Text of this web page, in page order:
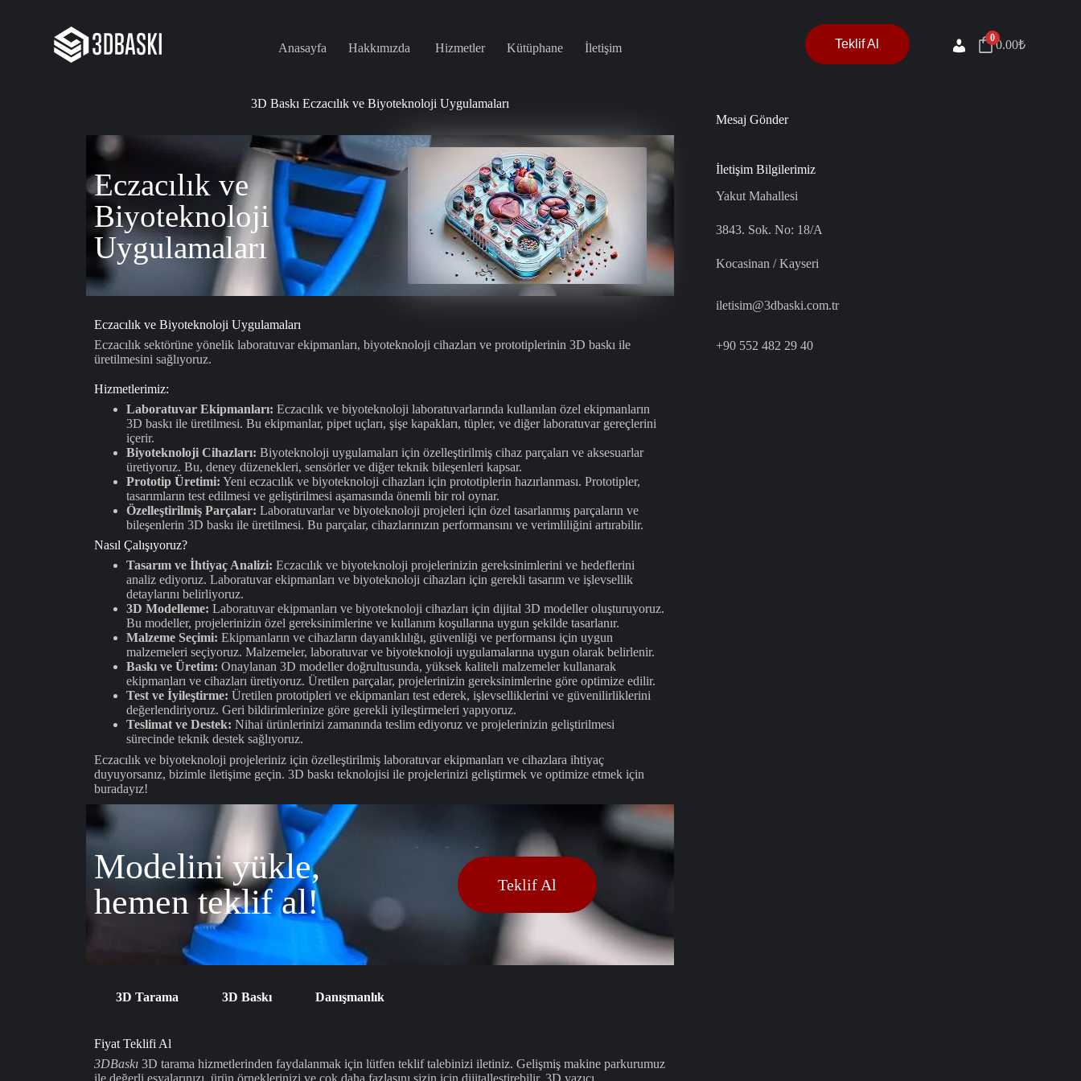
Anasayfa Hakkımızda Hizmetler Kütüphane İletişim Teklif Al
Giriş / Kayıt
0
0.00₺
3D Baskı Eczacılık ve Biyoteknoloji Uygulamaları
Eczacılık ve
Biyoteknoloji
Uygulamaları
Eczacılık ve Biyoteknoloji Uygulamaları
Eczacılık sektörüne yönelik laboratuvar ekipmanları, biyoteknoloji cihazları ve prototiplerinin 3D baskı ile
üretilmesini sağlıyoruz.
Hizmetlerimiz:
Laboratuvar Ekipmanları: Eczacılık ve biyoteknoloji laboratuvarlarında kullanılan özel ekipmanların
3D baskı ile üretilmesi. Bu ekipmanlar, pipet uçları, şişe kapakları, tüpler, ve diğer laboratuvar gereçlerini
içerir.
Biyoteknoloji Cihazları: Biyoteknoloji uygulamaları için özelleştirilmiş cihaz parçaları ve aksesuarlar
üretiyoruz. Bu, deney düzenekleri, sensörler ve diğer teknik bileşenleri kapsar.
Prototip Üretimi: Yeni eczacılık ve biyoteknoloji cihazları için prototiplerin hazırlanması. Prototipler,
tasarımların test edilmesi ve geliştirilmesi aşamasında önemli bir rol oynar.
Özelleştirilmiş Parçalar: Laboratuvarlar ve biyoteknoloji projeleri için özel tasarlanmış parçaların ve
bileşenlerin 3D baskı ile üretilmesi. Bu parçalar, cihazlarınızın performansını ve verimliliğini artırabilir.
Nasıl Çalışıyoruz?
Tasarım ve İhtiyaç Analizi: Eczacılık ve biyoteknoloji projelerinizin gereksinimlerini ve hedeflerini
analiz ediyoruz. Laboratuvar ekipmanları ve biyoteknoloji cihazları için gerekli tasarım ve işlevsellik
detaylarını belirliyoruz.
3D Modelleme: Laboratuvar ekipmanları ve biyoteknoloji cihazları için dijital 3D modeller oluşturuyoruz.
Bu modeller, projelerinizin özel gereksinimlerine ve kullanım koşullarına uygun şekilde tasarlanır.
Malzeme Seçimi: Ekipmanların ve cihazların dayanıklılığı, güvenliği ve performansı için uygun
malzemeleri seçiyoruz. Malzemeler, laboratuvar ve biyoteknoloji uygulamalarına uygun olarak belirlenir.
Baskı ve Üretim: Onaylanan 3D modeller doğrultusunda, yüksek kaliteli malzemeler kullanarak
ekipmanları ve cihazları üretiyoruz. Üretilen parçalar, projelerinizin gereksinimlerine göre optimize edilir.
Test ve İyileştirme: Üretilen prototipleri ve ekipmanları test ederek, işlevselliklerini ve güvenilirliklerini
değerlendiriyoruz. Geri bildirimlerinize göre gerekli iyileştirmeleri yapıyoruz.
Teslimat ve Destek: Nihai ürünlerinizi zamanında teslim ediyoruz ve projelerinizin geliştirilmesi
sürecinde teknik destek sağlıyoruz.
Eczacılık ve biyoteknoloji projeleriniz için özelleştirilmiş laboratuvar ekipmanları ve cihazlara ihtiyaç
duyuyorsanız, bizimle iletişime geçin. 3D baskı teknolojisi ile projelerinizi geliştirmek ve optimize etmek için
buradayız!
Modelini yükle,
hemen teklif al!
Teklif Al
3D Tarama 3D Baskı Danışmanlık
Fiyat Teklifi Al
3DBaskı 3D tarama hizmetlerinden faydalanmak için lütfen teklif talebinizi iletiniz. Gelişmiş makine parkurumuz
ile değerli eşyalarınızı, ürün örneklerinizi ve çok daha fazlasını sizin için dijitalleştirebilir, 3D yazıcı
Mesaj Gönder
İletişim Bilgilerimiz
Yakut Mahallesi
3843. Sok. No: 18/A
Kocasinan / Kayseri
iletisim@3dbaski.com.tr
+90 552 482 29 40